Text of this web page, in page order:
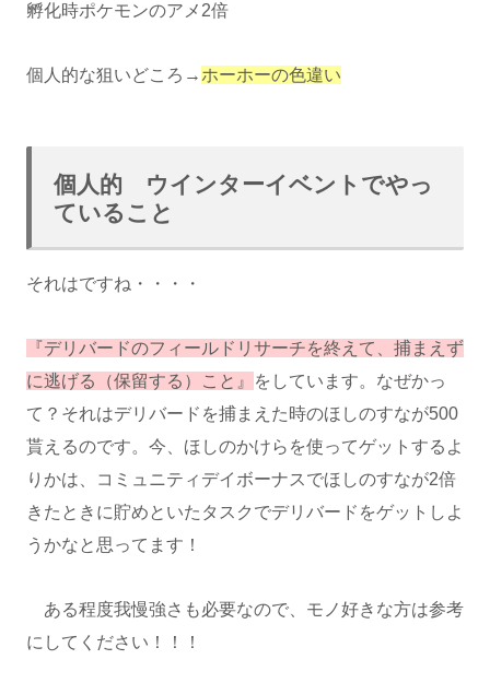
孵化時ポケモンのアメ2倍
個人的な狙いどころ→ ホーホーの色違い
個人的 ウインターイベントでやっ
ていること
それはですね・・・・
『デリバードのフィールドリサーチを終えて、捕まえず
に逃げる（保留する）こと』
をしています。なぜかっ
て？それはデリバードを捕まえた時のほしのすなが500
貰えるのです。今、ほしのかけらを使ってゲットするよ
りかは、コミュニティデイボーナスでほしのすなが2倍
きたときに貯めといたタスクでデリバードをゲットしよ
うかなと思ってます！
ある程度我慢強さも必要なので、モノ好きな方は参考
にしてください！！！